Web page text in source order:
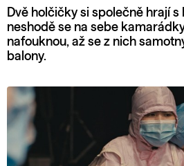
Dvě holčičky si společně hrají
neshodě se na sebe
nafouknou, až se z nich
balony.